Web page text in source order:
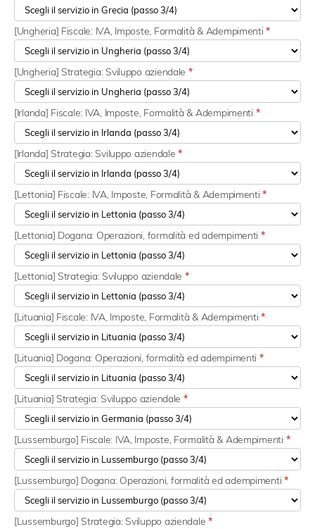
[Ungheria] Fiscale: IVA, Imposte, Formalità & Adempimenti*
[Ungheria] Strategia: Sviluppo aziendale *
[Irlanda] Fiscale: IVA, Imposte, Formalità & Adempimenti *
[Irlanda] Strategia: Sviluppo aziendale*
[Lettonia] Fiscale: IVA, Imposte, Formalità & Adempimenti*
[Lettonia] Dogana: Operazioni, formalità ed adempimenti *
[Lettonia] Strategia: Sviluppo aziendale *
[Lituania] Fiscale: IVA, Imposte, Formalità & Adempimenti*
[Lituania] Dogana: Operazioni, formalità ed adempimenti *
[Lituania] Strategia: Sviluppo aziendale *
[Lussemburgo] Fiscale: IVA, Imposte, Formalità & Adempimenti *
[Lussemburgo] Dogana: Operazioni, formalità ed adempimenti*
[Lussemburgo] Strategia: Sviluppo aziendale*